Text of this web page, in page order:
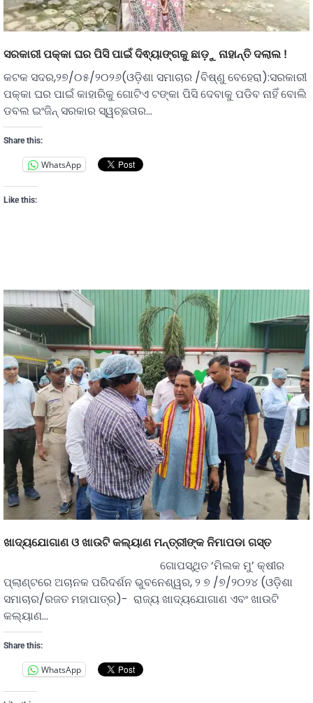
ସରକାରୀ ପକ୍କା ଘର ପିସି ପାଇଁ ଦିଵ୍ୟାଙ୍ଗକୁ ଛାଡ଼ୁ ନାହାନ୍ତି ଦଲାଲ !
କଟକ ସଦର,୨୭/୦୫/୨୦୨୬(ଓଡ଼ିଶା ସମାଚାର /ବିଷ୍ଣୁ ବେହେରା):ସରକାରୀ
ପକ୍କା ଘର ପାଇଁ କାହାରିକୁ ଗୋଟିଏ ଟଙ୍କା ପିସି ଦେବାକୁ ପଡିବ ନାହିଁ ବୋଲି
ଡବଲ ଇଂଜିନ୍ ସରକାର ସ୍ୱଚ୍ଛତାର…
Share this:
WhatsApp
Like this:
ଖାଦ୍ୟଯୋଗାଣ ଓ ଖାଉଟି କଲ୍ୟାଣ ମନ୍ତ୍ରୀଙ୍କ ନିମାପଡା ଗସ୍ତ
ଗୋପସ୍ଥିତ ‘ମିଲକ ମୁ’ କ୍ଷୀର
ପ୍ଲାଣ୍ଟରେ ଅଚାନକ ପରିଦର୍ଶନ ଭୁବନେଶ୍ୱର, ୨ ୭ /୭/୨୦୨୪ (ଓଡ଼ିଶା
ସମାଚାର/ରଜତ ମହାପାତ୍ର)- ରାଜ୍ୟ ଖାଦ୍ୟଯୋଗାଣ ଏବଂ ଖାଉଟି
କଲ୍ୟାଣ…
Share this:
WhatsApp